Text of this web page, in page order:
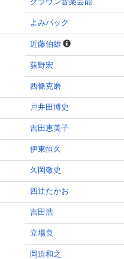
クラウン音楽芸能
よみパック
近藤伯雄
荻野宏
西條克磨
戸井田博史
吉田恵美子
伊東恒久
久岡敬史
四辻たかお
吉田浩
立場良
岡迫和之